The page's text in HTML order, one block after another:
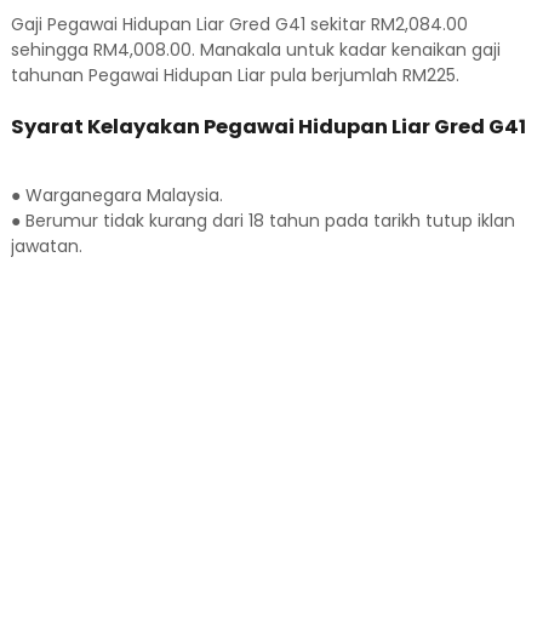
Gaji Pegawai Hidupan Liar Gred G41 sekitar RM2,084.00
sehingga RM4,008.00. Manakala untuk kadar kenaikan gaji
tahunan Pegawai Hidupan Liar pula berjumlah RM225.
Syarat Kelayakan Pegawai Hidupan Liar Gred G41
● Warganegara Malaysia.
● Berumur tidak kurang dari 18 tahun pada tarikh tutup iklan
jawatan.